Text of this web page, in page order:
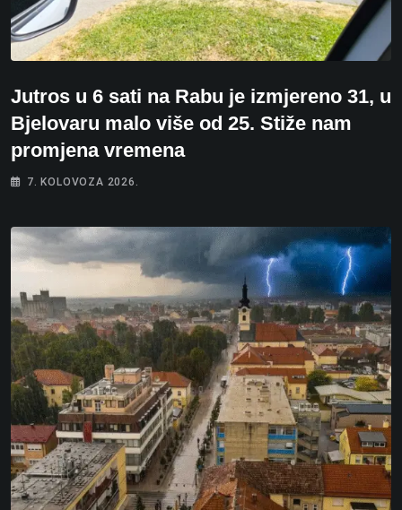
Jutros u 6 sati na Rabu je izmjereno 31, u
Bjelovaru malo više od 25. Stiže nam
promjena vremena
7. KOLOVOZA 2026.